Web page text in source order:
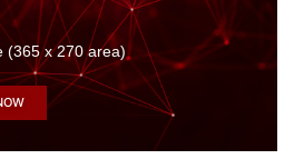
(365 x 270 area)